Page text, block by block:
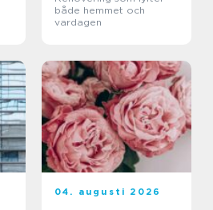
både hemmet och
vardagen
04. augusti 2026